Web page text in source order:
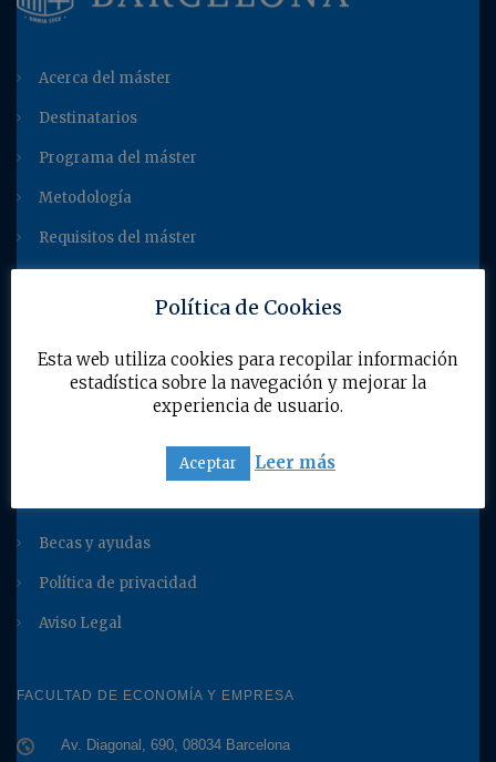
Acerca del máster
Destinatarios
Programa del máster
Metodología
Requisitos del máster
Blog
Becas y ayudas
Política de privacidad
Aviso Legal
FACULTAD DE ECONOMÍA Y EMPRESA
Av. Diagonal, 690, 08034 Barcelona
Política de Cookies
Esta web utiliza cookies para recopilar información
estadística sobre la navegación y mejorar la
experiencia de usuario.
Aceptar Leer más